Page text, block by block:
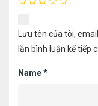
Lưu tên của tôi,
lần bình luận kế tiếp
Name*